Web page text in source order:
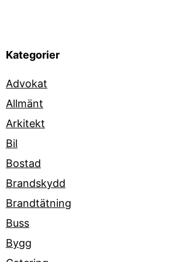
Kategorier
Advokat
Allmänt
Arkitekt
Bil
Bostad
Brandskydd
Brandtätning
Buss
Bygg